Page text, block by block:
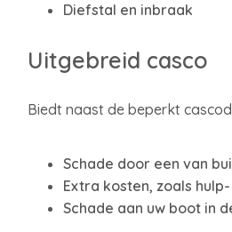
Diefstal en inbraak
Uitgebreid casco
Biedt naast de beperkt
Schade door een van
Extra kosten, zoals
Schade aan uw boot in